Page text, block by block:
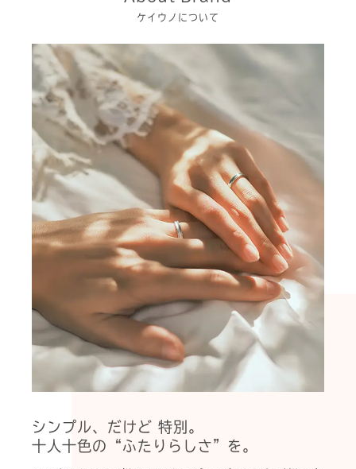
ケイウノについて
シンプル、だけど 特別。
十人十色の“ふたりらしさ”を。